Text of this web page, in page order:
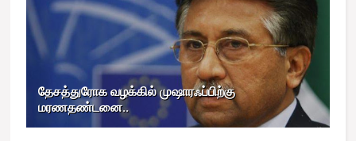
தேசத்துரோக வழக்கில் முஷாரஃப்பிற்கு
மரணதண்டனை..